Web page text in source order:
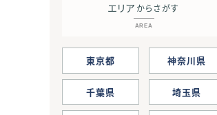
エリア からさがす
AREA
東京都 神奈川県
千葉県 埼玉県